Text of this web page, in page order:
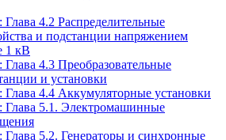
4.2 Распределительные
и подстанции напряжением
1 кВ
4.3 Преобразовательные
и установки
4.4 Аккумуляторные установки
5.1. Электромашинные
5.2. Генераторы и синхронные